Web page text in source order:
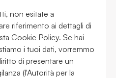
non esitate a
riferimento ai dettagli di
Cookie Policy. Se hai
i tuoi dati, vorremmo
di presentare un
(l'Autorità per la